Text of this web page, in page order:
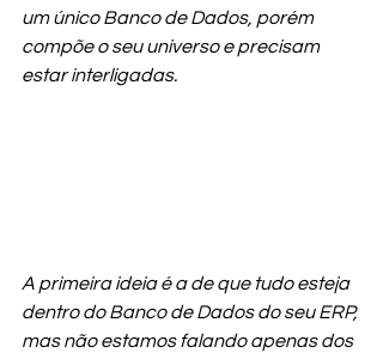
um único Banco de Dados, porém
compõe o seu universo e precisam
estar interligadas.
A primeira ideia é a de que tudo esteja
dentro do Banco de Dados do seu ERP,
mas não estamos falando apenas dos